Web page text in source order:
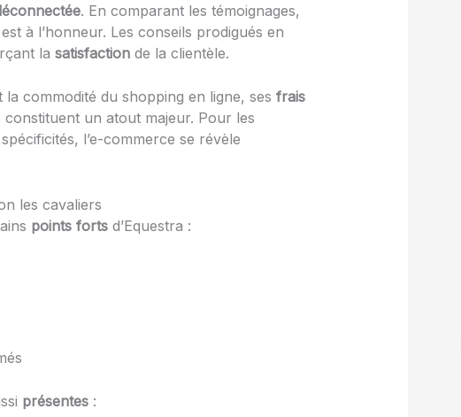
. En comparant les témoignages,
à l’honneur. Les conseils prodigués en
la satisfactionde la clientèle.
commodité du shopping en ligne, ses frais
un atout majeur. Pour les
l’e-commerce se révèle
les cavaliers
points fortsd’Equestra :
présentes: